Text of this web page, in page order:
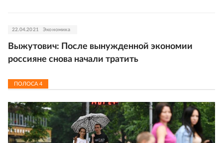
22.04.2021 Экономика
Выжутович: После вынужденной экономии
россияне снова начали тратить
ПОЛОСА 4